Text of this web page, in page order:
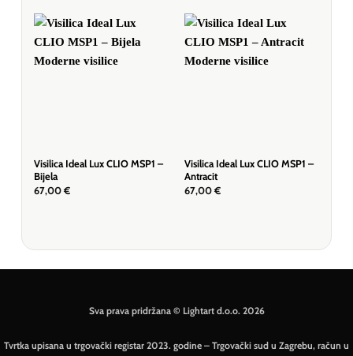
Visilica Ideal Lux CLIO MSP1 –
Bijela
67,00 €
Visilica Ideal Lux CLIO MSP1 –
Antracit
67,00 €
Sva prava pridržana © Lightart d.o.o. 2026
Tvrtka upisana u trgovački registar 2023. godine – Trgovački sud u Zagrebu, račun u